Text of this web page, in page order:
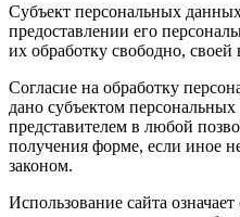
Субъект персональных
предоставлении его
их обработку свободно, своей
Согласие на обработку
дано субъектом
представителем в любой
получения форме, если иное
законом.
Использование сайта означает